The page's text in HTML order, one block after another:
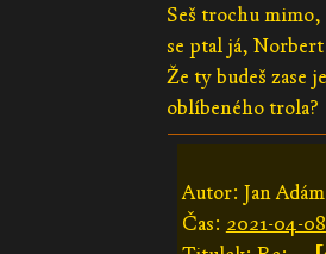
Seš trochu
se ptal já,
Že ty budeš zase
oblíbeného trola?
Autor: Jan
Čas: 2021-04-